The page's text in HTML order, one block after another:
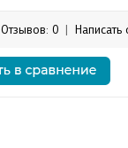
Отзывов: 0 Написать